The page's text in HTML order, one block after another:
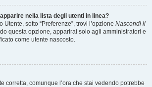
nella lista degli utenti in linea?
sotto “Preferenze”, trovi l’opzione Nascondi il
questa opzione, apparirai solo agli amministratori e
come utente nascosto.
corretta, comunque l’ora che stai vedendo potrebbe